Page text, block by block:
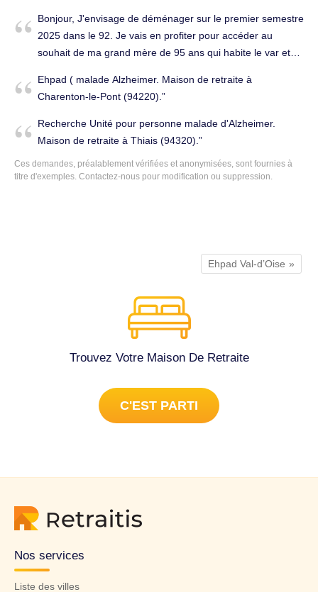
Bonjour, J'envisage de déménager sur le premier semestre
2025 dans le 92. Je vais en profiter pour accéder au
souhait de ma grand mère de 95 ans qui habite le var et
Alfortville (94140).
Ehpad ( malade Alzheimer. Maison de retraite à
Charenton-le-Pont (94220).
Recherche Unité pour personne malade d'Alzheimer.
Maison de retraite à Thiais (94320).
Ces demandes, préalablement vérifiées et anonymisées, sont fournies à
titre d'exemples. Contactez-nous pour modification ou suppression.
Ehpad Val-d’Oise
Trouvez Votre Maison De Retraite
C'EST PARTI
Nos services
Liste des villes